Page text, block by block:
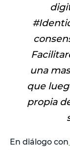
una
que
propia
En diálogo con